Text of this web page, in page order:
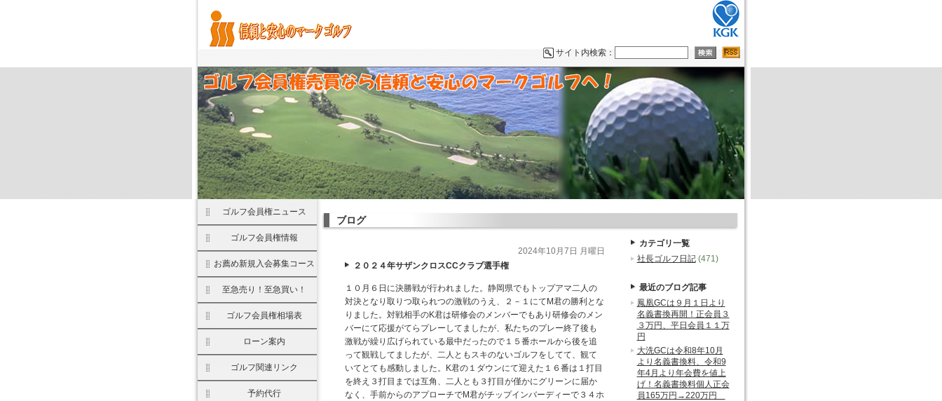
サイト内検索：
ブログ
2024年10月7日 月曜日
２０２４年サザンクロスCCクラブ選手権
１０月６日に決勝戦が行われました。静岡県でもトップアマ二人の
対決となり取りつ取られつの激戦のうえ、２－１にてM君の勝利とな
りました。対戦相手のK君は研修会のメンバーでもあり研修会のメン
バーにて応援がてらプレーしてましたが、私たちのプレー終了後も
激戦が繰り広げられている最中だったので１５番ホールから後を追
って観戦してましたが、二人ともスキのないゴルフをしてて、観て
いてとても感動しました。K君の１ダウンにて迎えた１６番は１打目
を終え３打目までは互角、二人とも３打目が僅かにグリーンに届か
なく、手前からのアプローチでM君がチップインバーディーで３４ホ
カテゴリ一覧
社長ゴルフ日記(471)
最近のブログ記事
鳳凰GCは９月１日より
名義書換再開！正会員３
３万円、平日会員１１万
円
大洗GCは令和8年10月
より名義書換料、令和9
年4月より年会費を値上
げ！名義書換料個人正会
員165万円→220万円
ゴルフ会員権ニュース
ゴルフ会員権情報
お薦め新規入会募集コース
至急売り！至急買い！
ゴルフ会員権相場表
ローン案内
ゴルフ関連リンク
予約代行